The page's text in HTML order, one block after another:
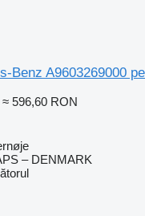
Benz A9603269000
≈ 596,60 RON
– DENMARK